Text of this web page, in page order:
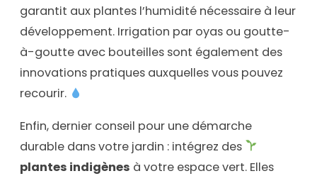
garantit aux plantes l’humidité nécessaire à leur
développement. Irrigation par oyas ou goutte-
à-goutte avec bouteilles sont également des
innovations pratiques auxquelles vous pouvez
recourir.
Enfin, dernier conseil pour une démarche
durable dans votre jardin : intégrez des
plantes indigènes à votre espace vert. Elles